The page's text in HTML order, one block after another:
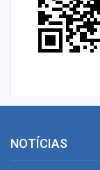
NOTÍCIAS